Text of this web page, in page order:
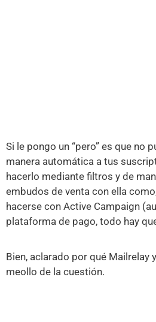
Si le pongo un “pero” es que no
manera automática a tus
hacerlo mediante filtros y de
embudos de venta con ella
hacerse con Active Campaign
plataforma de pago, todo hay
Bien, aclarado por qué Mailrelay
meollo de la cuestión.